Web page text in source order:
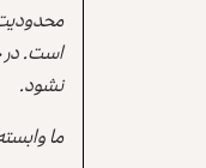
است. در
نشود.
ما